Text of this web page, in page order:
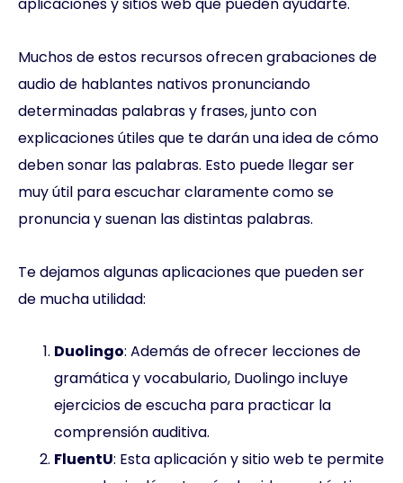
Muchos de estos recursos ofrecen grabaciones de
audio de hablantes nativos pronunciando
determinadas palabras y frases, junto con
explicaciones útiles que te darán una idea de cómo
deben sonar las palabras. Esto puede llegar ser
muy útil para escuchar claramente como se
pronuncia y suenan las distintas palabras.
Te dejamos algunas aplicaciones que pueden ser
de mucha utilidad:
Duolingo: Además de ofrecer lecciones de
gramática y vocabulario, Duolingo incluye
ejercicios de escucha para practicar la
comprensión auditiva.
FluentU: Esta aplicación y sitio web te permite